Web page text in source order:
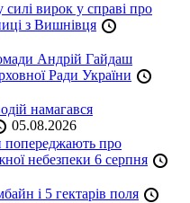
вирок у справі про
з Вишнівця
Андрій Гайдаш
Ради України
намагався
05.08.2026
про
небезпеки 6 серпня
і 5 гектарів поля